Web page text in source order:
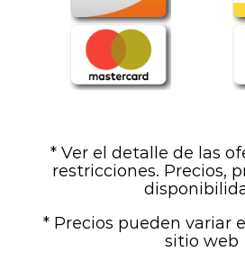
* Ver el detalle de las
restricciones. Precios,
* Precios pueden variar
sitio web